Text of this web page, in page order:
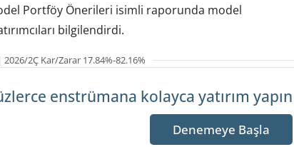
Portföy Önerileri isimli raporunda model
bilgilendirdi.
2Ç Kar/Zarar 17.84%-82.16%
enstrümana kolayca yatırım yapın
Denemeye Başla